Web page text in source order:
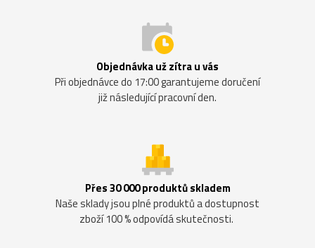
Objednávka už zítra u vás
Při objednávce do 17:00 garantujeme doručení
již následující pracovní den.
Přes 30 000 produktů skladem
Naše sklady jsou plné produktů a dostupnost
zboží 100 % odpovídá skutečnosti.